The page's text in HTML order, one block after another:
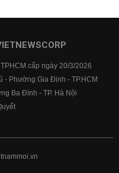
cấp ngày 20/3/2026
- Phường Gia Định - TP.HCM
Ba Đình - TP. Hà Nội